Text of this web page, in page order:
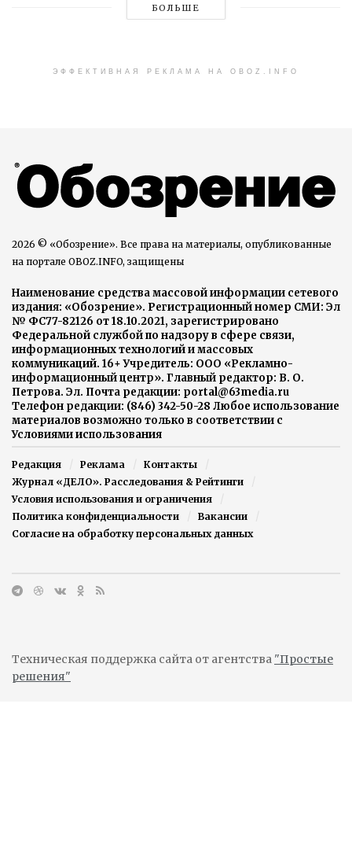
БОЛЬШЕ
ЭФФЕКТИВНАЯ РЕКЛАМА НА OBOZ.INFO
2026 © «Обозрение». Все права на материалы, опубликованные
на портале OBOZ.INFO, защищены
Наименование средства массовой информации сетевого
издания: «Обозрение». Регистрационный номер СМИ: Эл
№ ФС77-82126 от 18.10.2021, зарегистрировано
Федеральной службой по надзору в сфере связи,
информационных технологий и массовых
коммуникаций. 16+ Учредитель: ООО «Рекламно-
информационный центр». Главный редактор: В. О.
Петрова. Эл. Почта редакции: portal@63media.ru
Телефон редакции: (846) 342-50-28 Любое использование
материалов возможно только в соответствии с
Условиями использования
Редакция Реклама
Контакты
Журнал «ДЕЛО». Расследования & Рейтинги
Условия использования и ограничения
Политика конфиденциальности
Вакансии
Согласие на обработку персональных данных
Техническая поддержка сайта от агентства "Простые
решения"